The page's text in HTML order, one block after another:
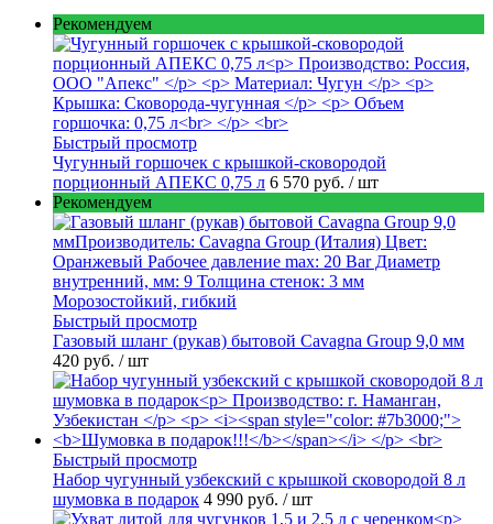
Рекомендуем
Быстрый просмотр
Чугунный горшочек с крышкой-сковородой
порционный АПЕКС 0,75 л 6 570 руб. / шт
Рекомендуем
Быстрый просмотр
Газовый шланг (рукав) бытовой Cavagna Group 9,0 мм
420 руб. / шт
Быстрый просмотр
Набор чугунный узбекский с крышкой сковородой 8 л
шумовка в подарок 4 990 руб. / шт